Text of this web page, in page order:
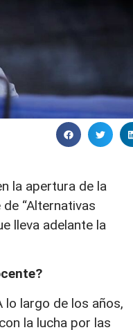
la apertura de la
“Alternativas
lleva adelante la
largo de los años,
la lucha por las